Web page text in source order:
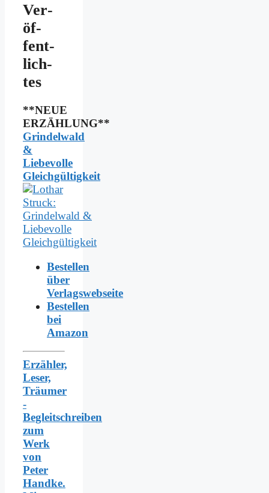
Ver­
öf­
fent­
lich­
tes
**NEUE
ERZÄHLUNG**
Grindelwald
&
Liebevolle
Gleichgültigkeit
Bestellen
über
Verlagswebseite
Bestellen
bei
Amazon
Erzähler,
Leser,
Träumer
-
Begleitschreiben
zum
Werk
von
Peter
Handke.